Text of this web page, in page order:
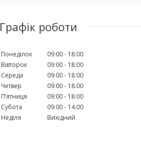
Графік роботи
Понеділок 09:00
18:00
Вівторок
09:00
18:00
Середа
09:00
18:00
Четвер
09:00
18:00
Пʼятниця
09:00
18:00
Субота
09:00
14:00
Неділя
Вихідний